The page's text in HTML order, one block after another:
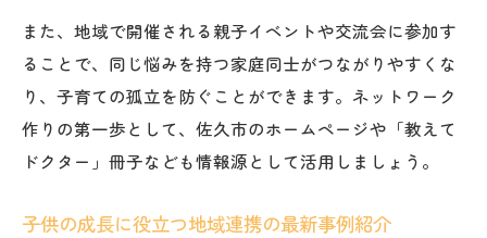
また、地域で開催される親子イベントや交流会に参加す
ることで、同じ悩みを持つ家庭同士がつながりやすくな
り、子育ての孤立を防ぐことができます。ネットワーク
作りの第一歩として、佐久市のホームページや「教えて
ドクター」冊子なども情報源として活用しましょう。
子供の成長に役立つ地域連携の最新事例紹介